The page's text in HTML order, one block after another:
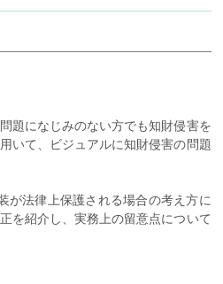
題になじみのない方でも知財侵害を
いて、ビジュアルに知財侵害の問題
が法律上保護される場合の考え方に
を紹介し、実務上の留意点について